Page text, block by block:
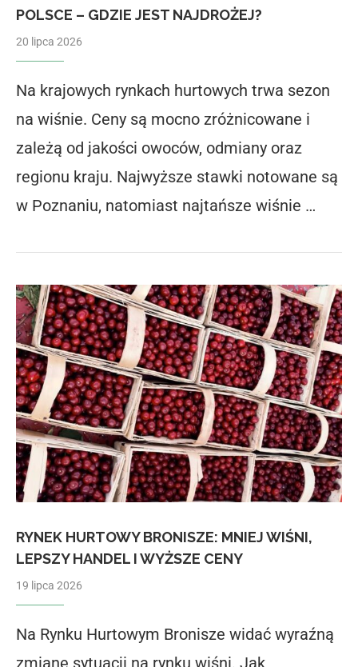
POLSCE – GDZIE JEST NAJDROŻEJ?
20 lipca 2026
Na krajowych rynkach hurtowych trwa sezon
na wiśnie. Ceny są mocno zróżnicowane i
zależą od jakości owoców, odmiany oraz
regionu kraju. Najwyższe stawki notowane są
w Poznaniu, natomiast najtańsze wiśnie …
RYNEK HURTOWY BRONISZE: MNIEJ WIŚNI,
LEPSZY HANDEL I WYŻSZE CENY
19 lipca 2026
Na Rynku Hurtowym Bronisze widać wyraźną